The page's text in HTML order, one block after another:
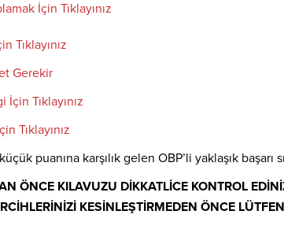
İçin Tıklayınız
Tıklayınız
Gerekir
Tıklayınız
Tıklayınız
puanına karşılık gelen OBP’li yaklaşık başarı
ÖNCE KILAVUZU DİKKATLİCE KONTROL
KESİNLEŞTİRMEDEN ÖNCE